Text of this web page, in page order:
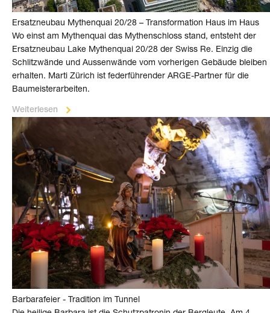
Ersatzneubau Mythen­quai 20/28 – Trans­formation Haus im Haus
Wo einst am Mythenquai das Mythen­schloss stand, entsteht der
Ersatz­neubau Lake Mythen­quai 20/28 der Swiss Re. Einzig die
Schlitz­wände und Aussen­wände vom vorherigen Gebäude bleiben
er­halten. Marti Zürich ist feder­führender ARGE-Partner für die
Bau­meister­arbeiten.
Weiterlesen
Barbarafeier - Tradition im Tunnel